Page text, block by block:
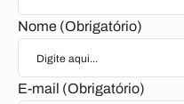
Nome (Obrigatório)
E-mail (Obrigatório)